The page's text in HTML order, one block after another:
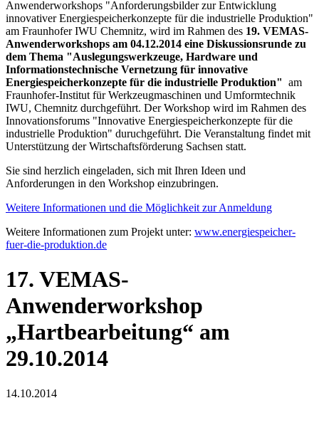
Anwenderworkshops "Anforderungsbilder zur Entwicklung
innovativer Energiespeicherkonzepte für die industrielle Produktion"
am Fraunhofer IWU Chemnitz, wird im Rahmen des 19. VEMAS-
Anwenderworkshops am 04.12.2014 eine Diskussionsrunde zu
dem Thema "Auslegungswerkzeuge, Hardware und
Informationstechnische Vernetzung für innovative
Energiespeicherkonzepte für die industrielle Produktion" am
Fraunhofer-Institut für Werkzeugmaschinen und Umformtechnik
IWU, Chemnitz durchgeführt. Der Workshop wird im Rahmen des
Innovationsforums "Innovative Energiespeicherkonzepte für die
industrielle Produktion" duruchgeführt. Die Veranstaltung findet mit
Unterstützung der Wirtschaftsförderung Sachsen statt.
Sie sind herzlich eingeladen, sich mit Ihren Ideen und
Anforderungen in den Workshop einzubringen.
Weitere Informationen und die Möglichkeit zur Anmeldung
Weitere Informationen zum Projekt unter: www.energiespeicher-
fuer-die-produktion.de
17. VEMAS-
Anwenderworkshop
„Hartbearbeitung“ am
29.10.2014
14.10.2014